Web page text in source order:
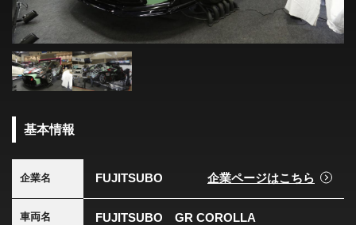
基本情報
企業名 FUJITSUBO 企業ページはこちら
車両名 FUJITSUBO GR COROLLA